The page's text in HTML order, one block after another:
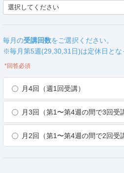
選択してください
毎月の受講回数をご選択ください。
※毎月第5週(29,30,31日)は定休日とな
*回答必須
月4回（週1回受講）
月3回（第1〜第4週の間で3回受
月2回（第1〜第4週の間で2回受